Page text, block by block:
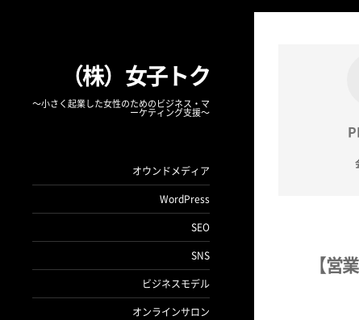
（株）女子トク
〜小さく起業した女性のためのビジネス・マ
ーケティング支援〜
オウンドメディア
WordPress
SEO
SNS
ビジネスモデル
オンラインサロン
【営